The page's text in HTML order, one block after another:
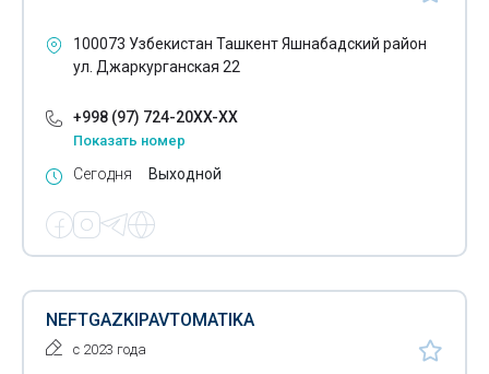
Монтаж линий электропередач
Техническое обследование
Обследование несущих стен на дефекты
Согласование строительства
Жилищное строительство
Капитальное строительство
100073 Узбекистан Ташкент Яшнабадский район
ул. Джаркурганская 22
+998 (97) 724-20XX-XX
Показать номер
Сегодня Выходной
NEFTGAZKIPAVTOMATIKA
с 2023 года